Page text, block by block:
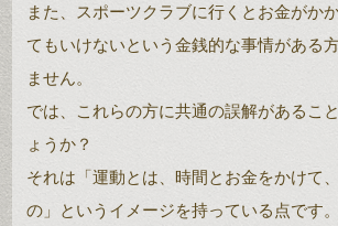
また、スポーツクラブに行くとお金がか
てもいけないという金銭的な事情がある
ません。
では、これらの方に共通の誤解があるこ
ょうか？
それは「運動とは、時間とお金をかけて
の」というイメージを持っている点です。